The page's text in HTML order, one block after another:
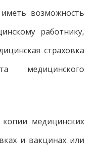
возможность
работнику,
страховка
медицинского
медицинских
и вакцинах или